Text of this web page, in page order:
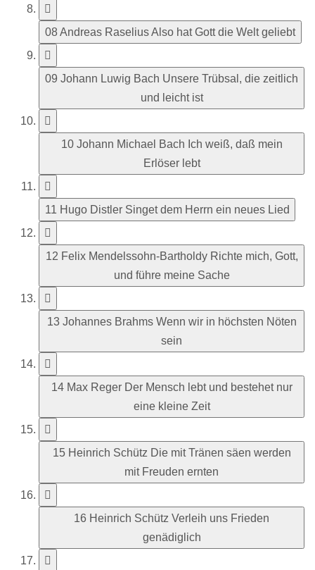
08 Andreas Raselius Also hat Gott die Welt geliebt
09 Johann Luwig Bach Unsere Trübsal, die zeitlich
und leicht ist
10 Johann Michael Bach Ich weiß, daß mein
Erlöser lebt
11 Hugo Distler Singet dem Herrn ein neues Lied
12 Felix Mendelssohn-Bartholdy Richte mich, Gott,
und führe meine Sache
13 Johannes Brahms Wenn wir in höchsten Nöten
sein
14 Max Reger Der Mensch lebt und bestehet nur
eine kleine Zeit
15 Heinrich Schütz Die mit Tränen säen werden
mit Freuden ernten
16 Heinrich Schütz Verleih uns Frieden
genädiglich